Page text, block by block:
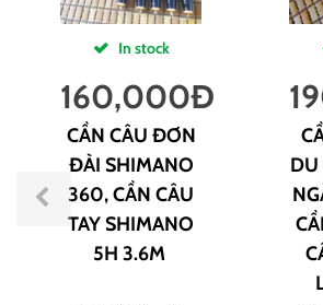
In stock
160,000Đ
CẦN CÂU ĐƠN
ĐÀI SHIMANO
360, CẦN CÂU
TAY SHIMANO
5H 3.6M
DU